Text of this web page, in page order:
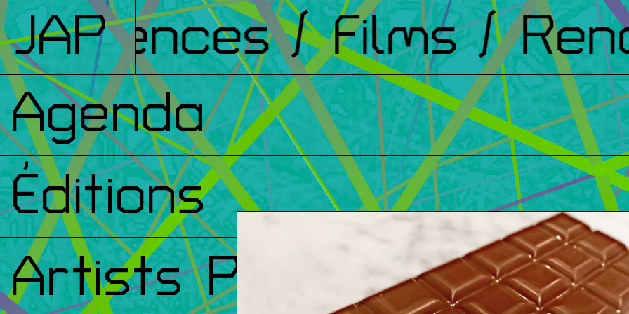
JAP / Films /
Agenda
Éditions
Artists Print